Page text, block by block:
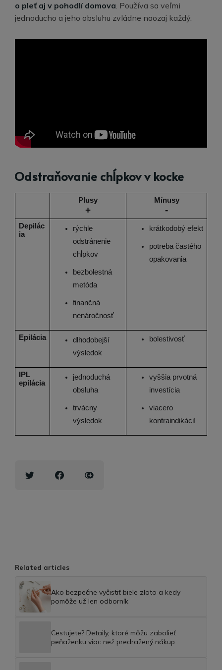
o pleť aj v pohodlí domova. Používa sa veľmi
jednoducho a jeho obsluhu zvládne naozaj každý.
Odstraňovanie chĺpkov v kocke
Plusy
+
Mínusy
-
Depilác
ia
rýchle
odstránenie
chĺpkov
bezbolestná
metóda
finančná
nenáročnosť
krátkodobý efekt
potreba častého
opakovania
Epilácia
dlhodobejší
výsledok
bolestivosť
IPL
epilácia
jednoduchá
obsluha
trvácny
výsledok
vyššia prvotná
investícia
viacero
kontraindikácií
Related articles
Ako bezpečne vyčistiť biele zlato a kedy
pomôže už len odborník
Cestujete? Detaily, ktoré môžu zabolieť
peňaženku viac než predražený nákup